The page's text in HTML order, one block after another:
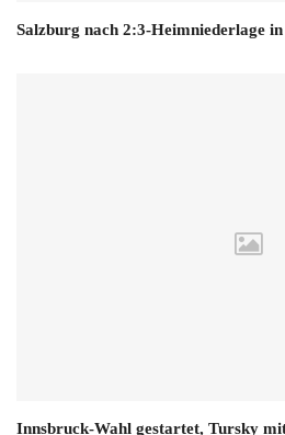
Salzburg nach 2:3-Heimniederlage
Innsbruck-Wahl gestartet, Tursky